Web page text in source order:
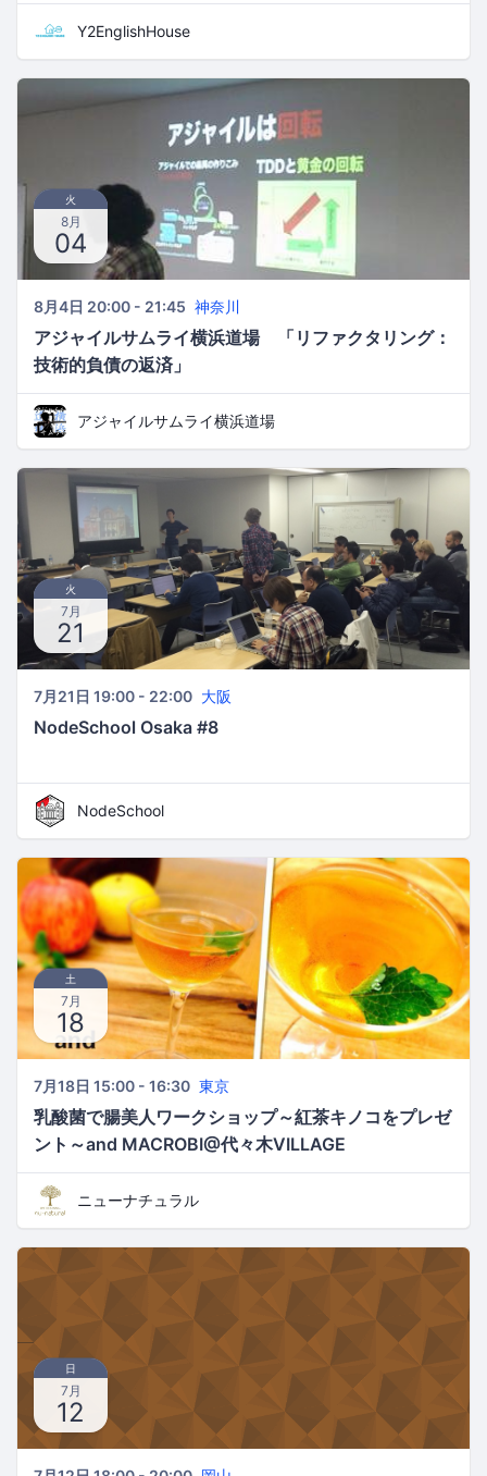
Y2EnglishHouse
火
8月
04
8月4日 20:00 - 21:45 神奈川
アジャイルサムライ横浜道場 「リファクタリング：
技術的負債の返済」
アジャイルサムライ横浜道場
火
7月
21
7月21日 19:00 - 22:00 大阪
NodeSchool Osaka #8
NodeSchool
土
7月
18
7月18日 15:00 - 16:30 東京
乳酸菌で腸美人ワークショップ～紅茶キノコをプレゼ
ント～and MACROBI@代々木VILLAGE
ニューナチュラル
日
7月
12